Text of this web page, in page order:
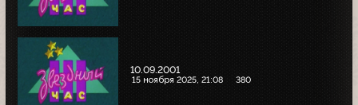
10.09.2001
15 ноября 2025, 21:08 380